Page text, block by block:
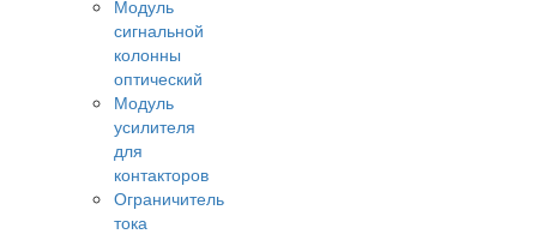
Модуль
сигнальной
колонны
оптический
Модуль
усилителя
для
контакторов
Ограничитель
тока